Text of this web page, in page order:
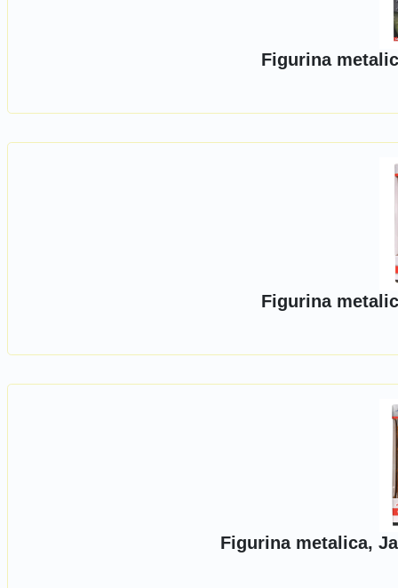
Figurina
Figurina
Figurina metalica,